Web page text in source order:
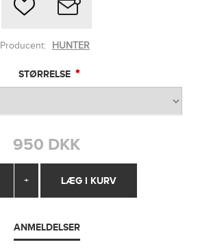
Producent: HUNTER
STØRRELSE *
950 DKK
+
ANMELDELSER